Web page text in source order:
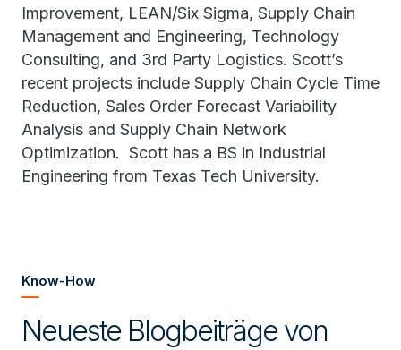
Improvement, LEAN/Six Sigma, Supply Chain
Management and Engineering, Technology
Consulting, and 3rd Party Logistics. Scott’s
recent projects include Supply Chain Cycle Time
Reduction, Sales Order Forecast Variability
Analysis and Supply Chain Network
Optimization. Scott has a BS in Industrial
Engineering from Texas Tech University.
Know-How
Neueste Blogbeiträge von